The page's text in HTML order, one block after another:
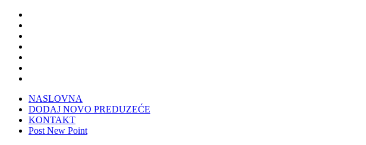
NASLOVNA
DODAJ NOVO PREDUZEĆE
KONTAKT
Post New Point